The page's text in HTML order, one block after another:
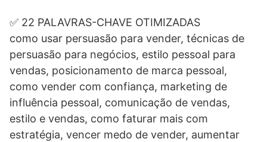
✅ 22 PALAVRAS-CHAVE OTIMIZADAS
como usar persuasão para vender, técnicas de
persuasão para negócios, estilo pessoal para
vendas, posicionamento de marca pessoal,
como vender com confiança, marketing de
influência pessoal, comunicação de vendas,
estilo e vendas, como faturar mais com
estratégia, vencer medo de vender, aumentar